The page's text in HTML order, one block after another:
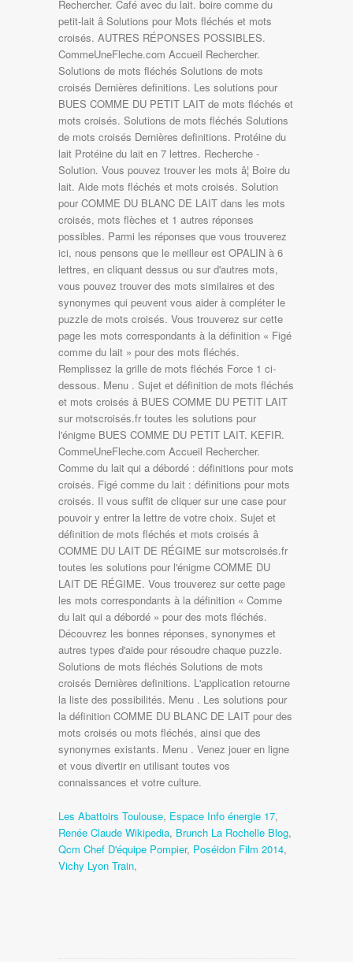
Rechercher. Café avec du lait. boire comme du
petit-lait â Solutions pour Mots fléchés et mots
croisés. AUTRES RÉPONSES POSSIBLES.
CommeUneFleche.com Accueil Rechercher.
Solutions de mots fléchés Solutions de mots
croisés Dernières definitions. Les solutions pour
BUES COMME DU PETIT LAIT de mots fléchés et
mots croisés. Solutions de mots fléchés Solutions
de mots croisés Dernières definitions. Protéine du
lait Protéine du lait en 7 lettres. Recherche -
Solution. Vous pouvez trouver les mots â¦ Boire du
lait. Aide mots fléchés et mots croisés. Solution
pour COMME DU BLANC DE LAIT dans les mots
croisés, mots flèches et 1 autres réponses
possibles. Parmi les réponses que vous trouverez
ici, nous pensons que le meilleur est OPALIN à 6
lettres, en cliquant dessus ou sur d'autres mots,
vous pouvez trouver des mots similaires et des
synonymes qui peuvent vous aider à compléter le
puzzle de mots croisés. Vous trouverez sur cette
page les mots correspondants à la définition « Figé
comme du lait » pour des mots fléchés.
Remplissez la grille de mots fléchés Force 1 ci-
dessous. Menu . Sujet et définition de mots fléchés
et mots croisés â BUES COMME DU PETIT LAIT
sur motscroisés.fr toutes les solutions pour
l'énigme BUES COMME DU PETIT LAIT. KEFIR.
CommeUneFleche.com Accueil Rechercher.
Comme du lait qui a débordé : définitions pour mots
croisés. Figé comme du lait : définitions pour mots
croisés. Il vous suffit de cliquer sur une case pour
pouvoir y entrer la lettre de votre choix. Sujet et
définition de mots fléchés et mots croisés â
COMME DU LAIT DE RÉGIME sur motscroisés.fr
toutes les solutions pour l'énigme COMME DU
LAIT DE RÉGIME. Vous trouverez sur cette page
les mots correspondants à la définition « Comme
du lait qui a débordé » pour des mots fléchés.
Découvrez les bonnes réponses, synonymes et
autres types d'aide pour résoudre chaque puzzle.
Solutions de mots fléchés Solutions de mots
croisés Dernières definitions. L'application retourne
la liste des possibilités. Menu . Les solutions pour
la définition COMME DU BLANC DE LAIT pour des
mots croisés ou mots fléchés, ainsi que des
synonymes existants. Menu . Venez jouer en ligne
et vous divertir en utilisant toutes vos
connaissances et votre culture.
Les Abattoirs Toulouse, Espace Info énergie 17,
Renée Claude Wikipedia, Brunch La Rochelle Blog,
Qcm Chef D'équipe Pompier, Poséidon Film 2014,
Vichy Lyon Train,